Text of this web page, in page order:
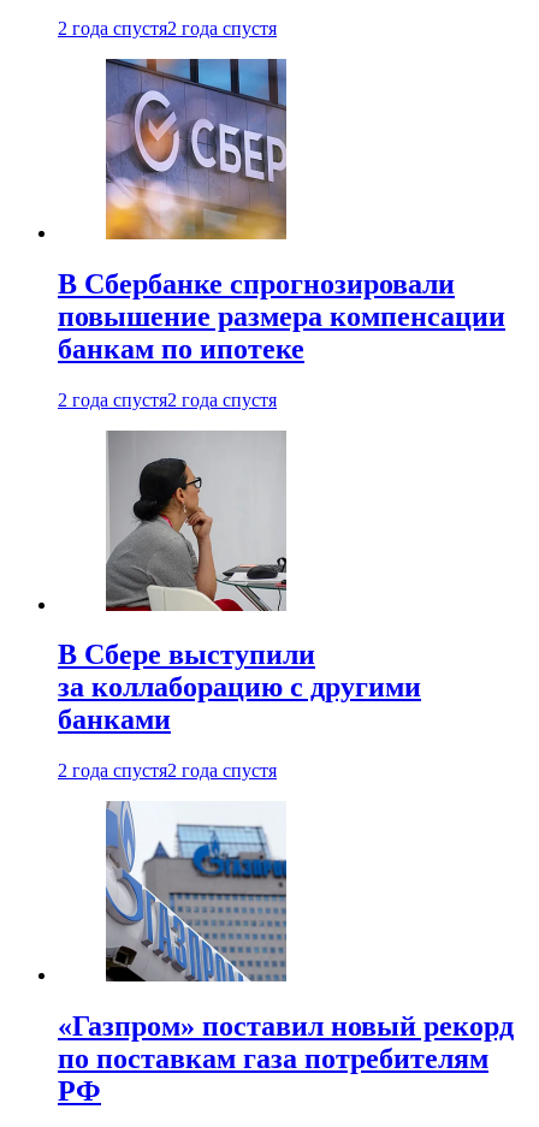
2 года спустя2 года спустя
В Сбербанке спрогнозировали
повышение размера компенсации
банкам по ипотеке
2 года спустя2 года спустя
В Сбере выступили
за коллаборацию с другими
банками
2 года спустя2 года спустя
«Газпром» поставил новый рекорд
по поставкам газа потребителям
РФ